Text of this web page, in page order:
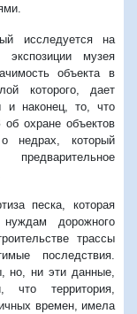
исследуется на
музея
объекта в
которого, дает
и наконец, то, что
охране объектов
недрах, который
песка, которая
нуждам дорожного
трассы
последствия.
но, ни эти данные,
что территория,
времен, имела